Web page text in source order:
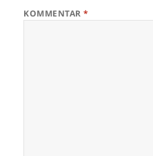
KOMMENTAR*